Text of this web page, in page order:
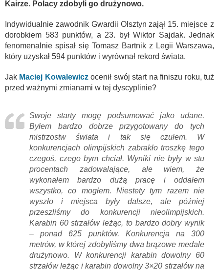
Kairze. Polacy zdobyli go drużynowo.
Indywidualnie zawodnik Gwardii Olsztyn zajął 15. miejsce z
dorobkiem 583 punktów, a 23. był Wiktor Sajdak. Jednak
fenomenalnie spisał się Tomasz Bartnik z Legii Warszawa,
który uzyskał 594 punktów i wyrównał rekord świata.
Jak Maciej Kowalewiczocenił swój start na finiszu roku, tuż
przed ważnymi zmianami w tej dyscyplinie?
Swoje starty mogę podsumować jako udane.
Byłem bardzo dobrze przygotowany do tych
mistrzostw świata i tak się czułem. W
konkurencjach olimpijskich zabrakło troszkę tego
czegoś, czego bym chciał. Wyniki nie były w stu
procentach zadowalające, ale wiem, że
wykonałem bardzo dużą pracę i oddałem
wszystko, co mogłem. Niestety tym razem nie
wyszło i miejsca były dalsze, ale później
przeszliśmy do konkurencji nieolimpijskich.
Karabin 60 strzałów leżąc, to bardzo dobry wynik
– ponad 625 punktów. Konkurencja na 300
metrów, w której zdobyliśmy dwa brązowe medale
drużynowo. W konkurencji karabin dowolny 60
strzałów leżąc i karabin dowolny 3×20 strzałów na